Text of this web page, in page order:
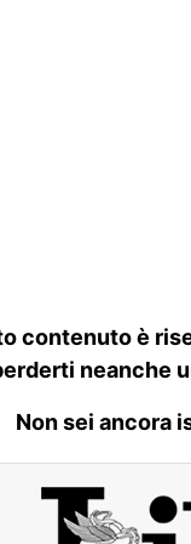
contenuto è
neanche
Non sei ancora